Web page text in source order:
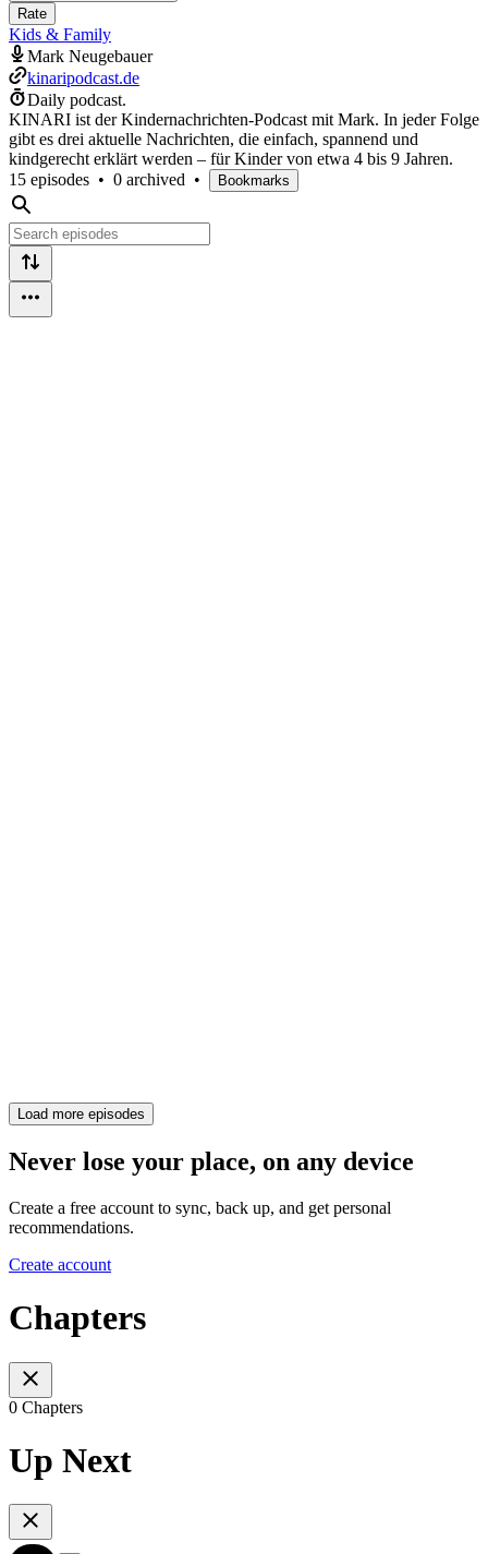
Rate
Kids & Family
Mark Neugebauer
kinaripodcast.de
Daily podcast.
KINARI ist der Kindernachrichten-Podcast mit Mark. In jeder Folge
gibt es drei aktuelle Nachrichten, die einfach, spannend und
kindgerecht erklärt werden – für Kinder von etwa 4 bis 9 Jahren.
15 episodes • 0 archived • Bookmarks
Load more episodes
Never lose your place, on any device
Create a free account to sync, back up, and get personal
recommendations.
Create account
Chapters
0 Chapters
Up Next